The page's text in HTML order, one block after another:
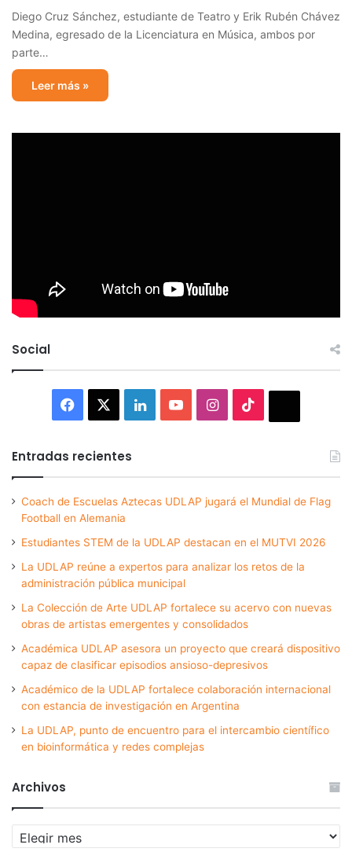
Diego Cruz Sánchez, estudiante de Teatro y Erik Rubén Chávez
Medina, egresado de la Licenciatura en Música, ambos por
parte…
Leer más »
Social
Facebook LinkedInYouTubeInstagram
Entradas recientes
Coach de Escuelas Aztecas UDLAP jugará el Mundial de Flag
Football en Alemania
Estudiantes STEM de la UDLAP destacan en el MUTVI 2026
La UDLAP reúne a expertos para analizar los retos de la
administración pública municipal
La Colección de Arte UDLAP fortalece su acervo con nuevas
obras de artistas emergentes y consolidados
Académica UDLAP asesora un proyecto que creará dispositivo
capaz de clasificar episodios ansioso-depresivos
Académico de la UDLAP fortalece colaboración internacional
con estancia de investigación en Argentina
La UDLAP, punto de encuentro para el intercambio científico
en bioinformática y redes complejas
Archivos
Archivos